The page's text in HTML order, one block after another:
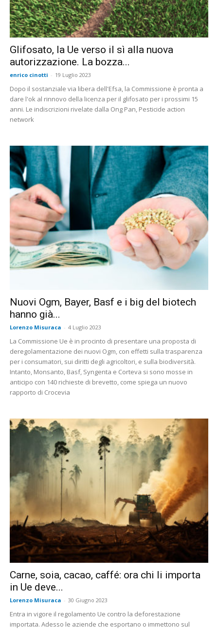
Glifosato, la Ue verso il sì alla nuova
autorizzazione. La bozza...
enrico cinotti - 19 Luglio 2023
Dopo il sostanziale via libera dell'Efsa, la Commissione è pronta a
dare l'ok al rinnovo della licenza per il glifosato per i prossimi 15
anni. Le indiscrizioni rivelate dalla Ong Pan, Pesticide action
network
Nuovi Ogm, Bayer, Basf e i big del biotech
hanno già...
Lorenzo Misuraca - 4 Luglio 2023
La Commissione Ue è in procinto di presentare una proposta di
deregolamentazione dei nuovi Ogm, con effetti sulla trasparenza
per i consumatori, sui diritti degli agricoltori, e sulla biodiversità.
Intanto, Monsanto, Basf, Syngenta e Corteva si sono mosse in
anticipo con 140 richieste di brevetto, come spiega un nuovo
rapporto di Crocevia
Carne, soia, cacao, caffé: ora chi li importa
in Ue deve...
Lorenzo Misuraca - 30 Giugno 2023
Entra in vigore il regolamento Ue contro la deforestazione
importata. Adesso le aziende che esportano o immettono sul